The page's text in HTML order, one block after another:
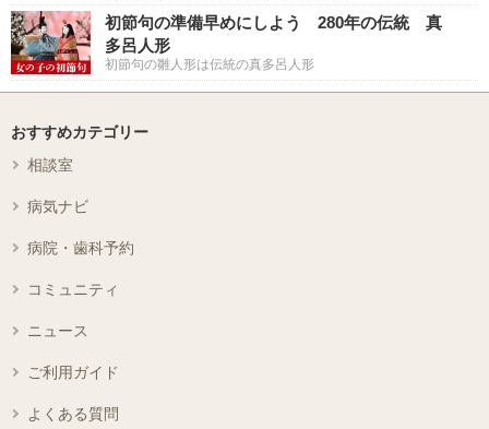
初節句の準備早めにしよう 280年の伝統 真
多呂人形
初節句の雛人形は伝統の真多呂人形
おすすめカテゴリー
相談室
病気ナビ
病院・歯科予約
コミュニティ
ニュース
ご利用ガイド
よくある質問